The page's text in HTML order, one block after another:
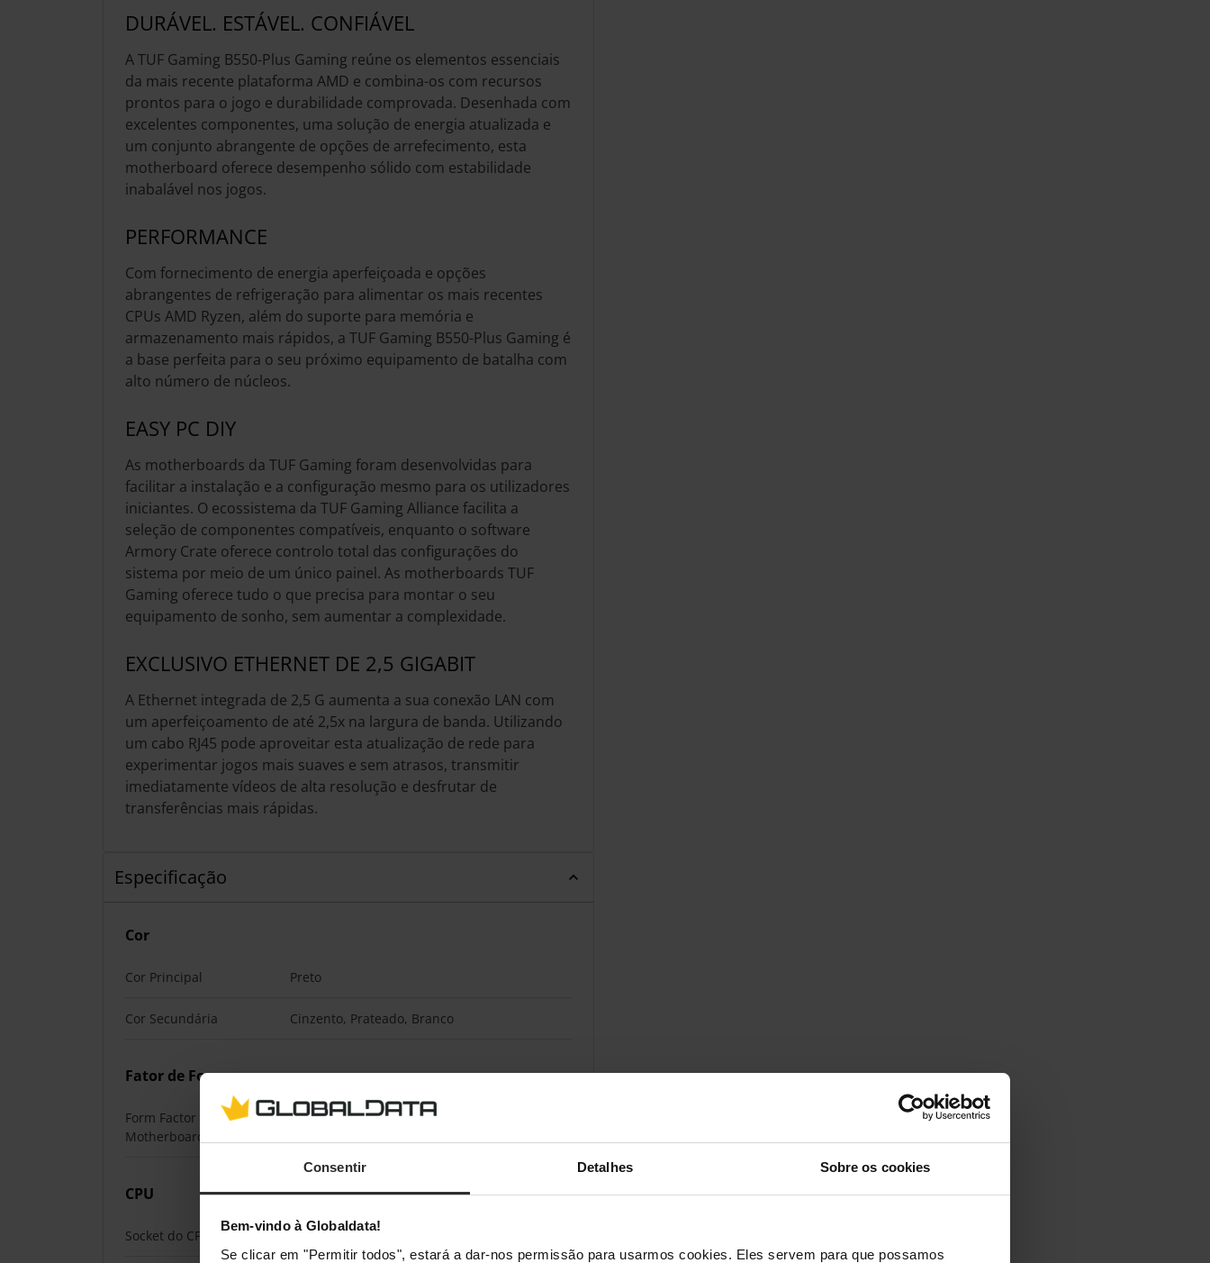
Consentir Detalhes Sobre os cookies
Bem-vindo à Globaldata!
Se clicar em "Permitir todos", estará a dar-nos permissão para usarmos cookies. Eles servem para que possamos
DURÁVEL. ESTÁVEL. CONFIÁVEL
A TUF Gaming B550-Plus Gaming reúne os elementos essenciais
da mais recente plataforma AMD e combina-os com recursos
prontos para o jogo e durabilidade comprovada. Desenhada com
excelentes componentes, uma solução de energia atualizada e
um conjunto abrangente de opções de arrefecimento, esta
motherboard oferece desempenho sólido com estabilidade
inabalável nos jogos.
PERFORMANCE
Com fornecimento de energia aperfeiçoada e opções
abrangentes de refrigeração para alimentar os mais recentes
CPUs AMD Ryzen, além do suporte para memória e
armazenamento mais rápidos, a TUF Gaming B550-Plus Gaming é
a base perfeita para o seu próximo equipamento de batalha com
alto número de núcleos.
EASY PC DIY
As motherboards da TUF Gaming foram desenvolvidas para
facilitar a instalação e a configuração mesmo para os utilizadores
iniciantes. O ecossistema da TUF Gaming Alliance facilita a
seleção de componentes compatíveis, enquanto o software
Armory Crate oferece controlo total das configurações do
sistema por meio de um único painel. As motherboards TUF
Gaming oferece tudo o que precisa para montar o seu
equipamento de sonho, sem aumentar a complexidade.
EXCLUSIVO ETHERNET DE 2,5 GIGABIT
A Ethernet integrada de 2,5 G aumenta a sua conexão LAN com
um aperfeiçoamento de até 2,5x na largura de banda. Utilizando
um cabo RJ45 pode aproveitar esta atualização de rede para
experimentar jogos mais suaves e sem atrasos, transmitir
imediatamente vídeos de alta resolução e desfrutar de
transferências mais rápidas.
Especificação
Cor
Cor Principal Preto
Cor Secundária Cinzento, Prateado, Branco
Fator de Forma
Form Factor da
Motherboard
Micro-ATX
CPU
Socket do CPU AM4